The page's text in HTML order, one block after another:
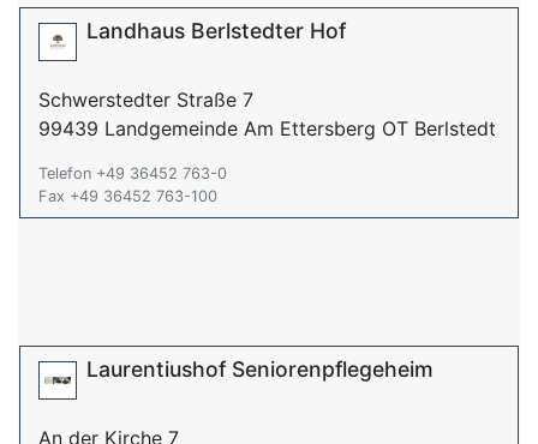
Landhaus Berlstedter Hof
Schwerstedter Straße 7
99439 Landgemeinde Am Ettersberg OT Berlstedt
Telefon +49 36452 763-0
Fax +49 36452 763-100
Laurentiushof Seniorenpflegeheim
An der Kirche 7